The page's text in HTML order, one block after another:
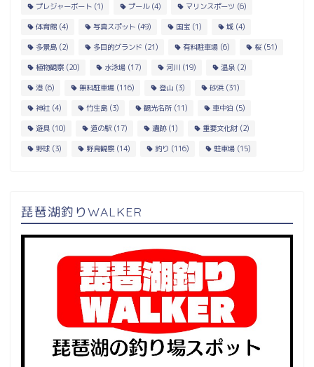
プレジャーボート (1) プール(4) マリンスポーツ (6)
体育館 (4) 写真スポット (49) 国宝 (1) 城 (4)
多景島 (2) 多目的グランド (21) 有料駐車場 (6) 桜 (51)
植物観察 (20) 水泳場 (17) 河川 (19) 温泉 (2)
港 (6) 無料駐車場 (116) 登山 (3) 砂浜 (31)
神社 (4) 竹生島 (3) 観光名所 (11) 車中泊 (5)
遊具 (10) 道の駅 (17) 遺跡(1) 重要文化財 (2)
野球 (3) 野鳥観察 (14) 釣り (116) 駐車場 (15)
琵琶湖釣りWALKER